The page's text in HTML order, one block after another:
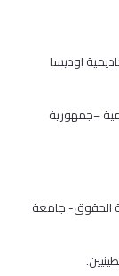
اوديسا
–جمهورية
الحقوق- جامعة